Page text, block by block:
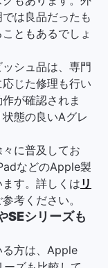
は良品だったも
ともあるでしょ
シュ品は、専門
じた修理も行い
が確認されま
態の良いAグレ
に普及してお
などのApple製
す。詳しくはリ
参考ください。
シリーズも
方は、Apple